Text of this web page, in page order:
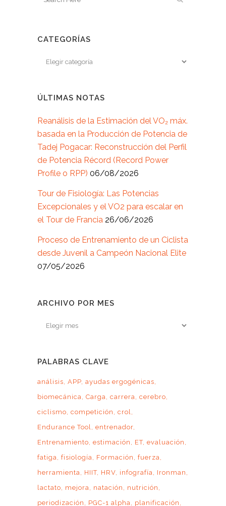
CATEGORÍAS
ÚLTIMAS NOTAS
Reanálisis de la Estimación del VO₂ máx.
basada en la Producción de Potencia de
Tadej Pogacar: Reconstrucción del Perfil
de Potencia Récord (Record Power
Profile o RPP) 06/08/2026
Tour de Fisiología: Las Potencias
Excepcionales y el VO2 para escalar en
el Tour de Francia 26/06/2026
Proceso de Entrenamiento de un Ciclista
desde Juvenil a Campeón Nacional Elite
07/05/2026
ARCHIVO POR MES
Archivo
PALABRAS CLAVE
análisis APP ayudas ergogénicas
biomecánica Carga carrera cerebro
ciclismo competición
crol
Endurance Tool entrenador
Entrenamiento estimación ET evaluación
fatiga fisiología Formación
fuerza
herramienta
HIIT HRV infografía
Ironman
lactato
mejora natación
nutrición
periodización
PGC-1 alpha
planificación